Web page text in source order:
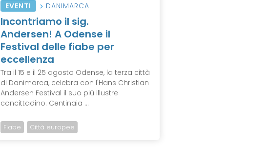
EVENTI DANIMARCA
Incontriamo il sig.
Andersen! A Odense il
Festival delle fiabe per
eccellenza
Tra il 15 e il 25 agosto Odense, la terza città
di Danimarca, celebra con l'Hans Christian
Andersen Festival il suo più illustre
concittadino. Centinaia ...
Fiabe Città europee